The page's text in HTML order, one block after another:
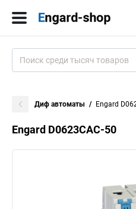
Диф автоматы Engard
Engard D0623CAC-50